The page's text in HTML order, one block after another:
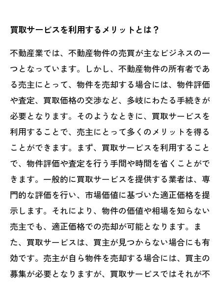
買取サービスを利用するメリットとは？
不動産業では、不動産物件の売買が主なビジネスの一
つとなっています。しかし、不動産物件の所有者であ
る売主にとって、物件を売却する場合には、物件評価
や査定、買取価格の交渉など、多岐にわたる手続きが
必要となります。そのようなときに、買取サービスを
利用することで、売主にとって多くのメリットを得る
ことができます。まず、買取サービスを利用すること
で、物件評価や査定を行う手間や時間を省くことがで
きます。一般的に買取サービスを提供する業者は、専
門的な評価を行い、市場価値に基づいた適正価格を提
示します。それにより、物件の価値や相場を知らない
売主でも、適正価格での売却が可能となります。ま
た、買取サービスは、買主が見つからない場合にも有
効です。売主が自ら物件を売却する場合には、買主の
募集が必要となりますが、買取サービスではそれが不